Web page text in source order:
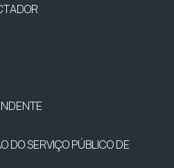
DO SERVIÇO PÚBLICO DE